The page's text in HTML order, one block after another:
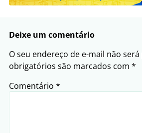
Deixe um comentário
O seu endereço de e-mail não
obrigatórios são marcados com *
Comentário *